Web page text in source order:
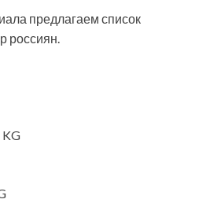
предлагаем список
россиян.